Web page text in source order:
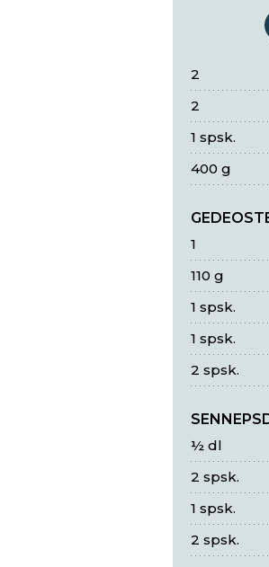
2
2
1 spsk.
400 g
1
110 g
1 spsk.
1 spsk.
2 spsk.
½ dl
2 spsk.
1 spsk.
2 spsk.